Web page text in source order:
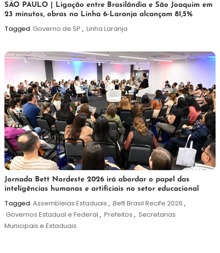
19
de
maio
Maurilio
SÃO PAULO | Ligação entre Brasilândia e São Joaquim em
23 minutos, obras na Linha 6-Laranja alcançam 81,5%
Tagged Governo de SP , Linha Laranja
19
de
maio
de
2026
Maurilio
Jornada Bett Nordeste 2026 irá abordar o papel das
inteligências humanas e artificiais no setor educacional
Tagged Assembleias Estaduais , Bett Brasil Recife 2026 ,
Governos Estadual e Federal , Prefeitos , Secretarias
Municipais e Estaduais